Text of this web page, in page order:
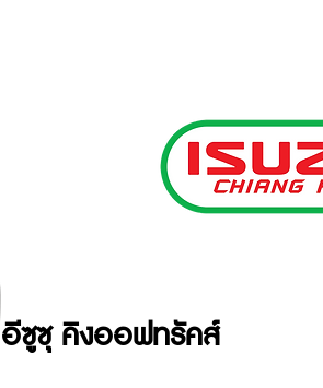
อีซูซุ คิงออฟทรัคส์